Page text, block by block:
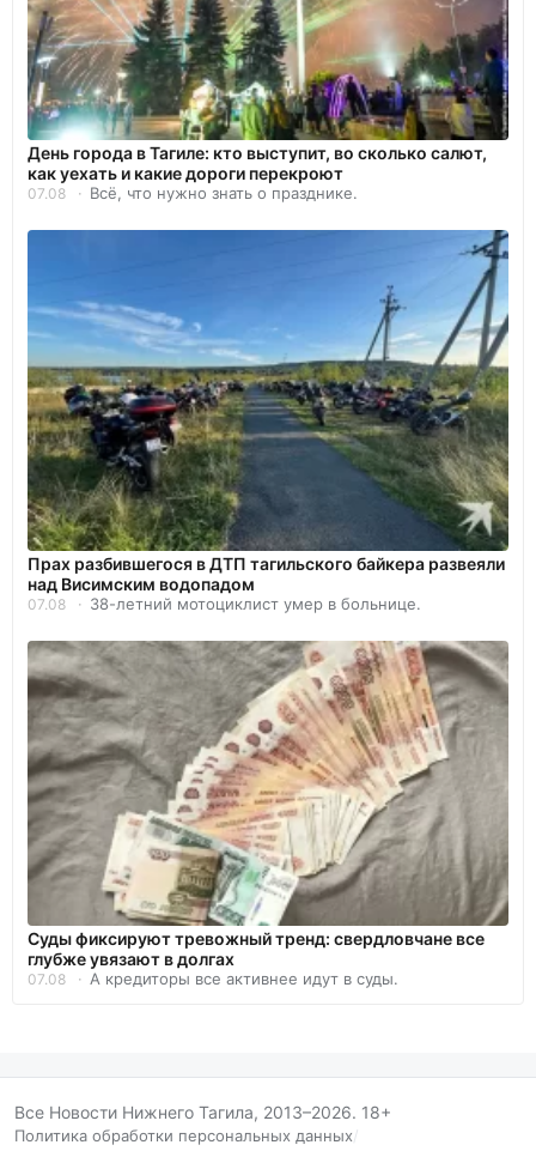
День города в Тагиле: кто выступит, во сколько салют,
как уехать и какие дороги перекроют
07.08 Всё, что нужно знать о празднике.
Прах разбившегося в ДТП тагильского байкера развеяли
над Висимским водопадом
07.08 38-летний мотоциклист умер в больнице.
Суды фиксируют тревожный тренд: свердловчане все
глубже увязают в долгах
07.08 А кредиторы все активнее идут в суды.
Все Новости Нижнего Тагила, 2013–2026. 18+
Политика обработки персональных данных/